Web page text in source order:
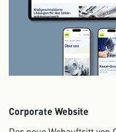
Corporate Website